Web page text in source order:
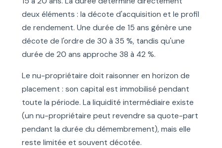
deux éléments : la décote d'acquisition et le profil
de rendement. Une durée de 15 ans génère une
décote de l'ordre de 30 à 35 %, tandis qu'une
durée de 20 ans approche 38 à 42 %.
Le nu-propriétaire doit raisonner en horizon de
placement : son capital est immobilisé pendant
toute la période. La liquidité intermédiaire existe
(un nu-propriétaire peut revendre sa quote-part
pendant la durée du démembrement), mais elle
reste limitée et souvent décotée.